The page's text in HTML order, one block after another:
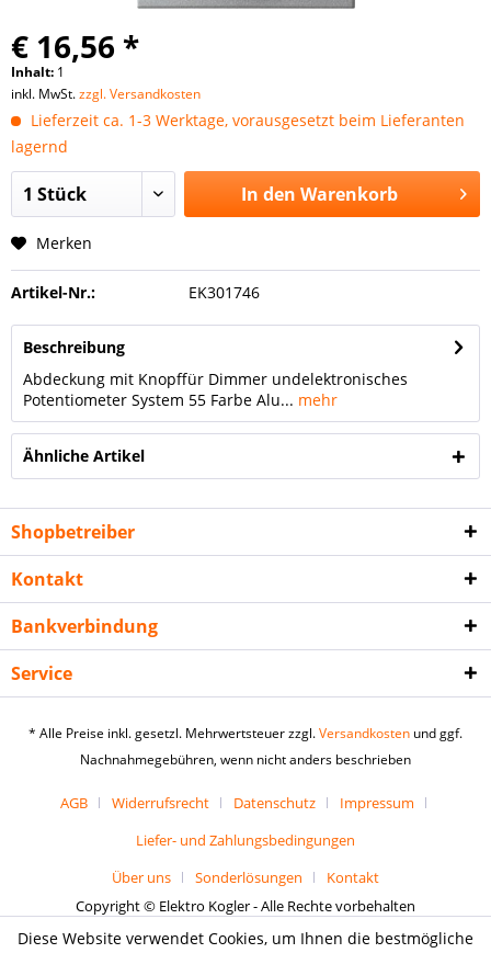
€ 16,56 *
Inhalt: 1
inkl. MwSt.zzgl. Versandkosten
Lieferzeit ca. 1-3 Werktage, vorausgesetzt beim Lieferanten
lagernd
In den Warenkorb
Merken
Artikel-Nr.: EK301746
Beschreibung
Abdeckung mit Knopffür Dimmer undelektronisches
Potentiometer System 55 Farbe Alu... mehr
Ähnliche Artikel
Shopbetreiber
Kontakt
Bankverbindung
Service
* Alle Preise inkl. gesetzl. Mehrwertsteuer zzgl.Versandkosten und ggf.
Nachnahmegebühren, wenn nicht anders beschrieben
AGB Widerrufsrecht Datenschutz
Impressum
Liefer- und Zahlungsbedingungen
Über uns
Sonderlösungen
Kontakt
Copyright © Elektro Kogler - Alle Rechte vorbehalten
Diese Website verwendet Cookies, um Ihnen die bestmögliche